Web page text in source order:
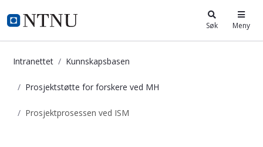
i.ntnu.no Søk Meny
Intranettet Kunnskapsbasen
Prosjektstøtte for forskere ved MH
Prosjektprosessen ved ISM